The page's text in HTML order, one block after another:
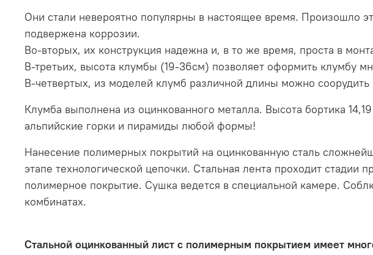
Они стали невероятно популярны в настоящее время. Произошло
подвержена коррозии.
Во-вторых, их конструкция надежна и, в то же время, проста в
В-третьих, высота клумбы (19-36см) позволяет оформить клумбу
В-четвертых, из моделей клумб различной длины можно
Клумба выполнена из оцинкованного металла. Высота бортика
альпийские горки и пирамиды любой формы!
Нанесение полимерных покрытий на оцинкованную сталь
этапе технологической цепочки. Стальная лента проходит
полимерное покрытие. Сушка ведется в специальной камере.
комбинатах.
Стальной оцинкованный лист с полимерным покрытием имеет